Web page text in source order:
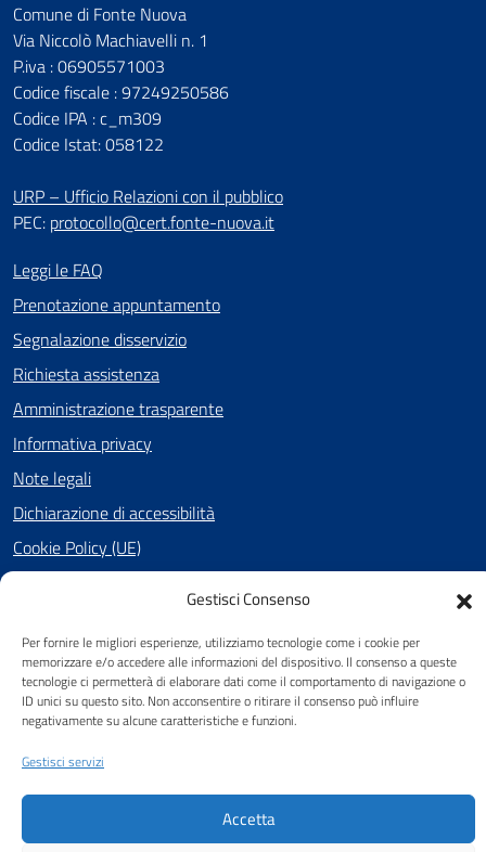
Gestisci Consenso
Per fornire le migliori esperienze, utilizziamo tecnologie come i cookie per
memorizzare e/o accedere alle informazioni del dispositivo. Il consenso a queste
tecnologie ci permetterà di elaborare dati come il comportamento di navigazione o
ID unici su questo sito. Non acconsentire o ritirare il consenso può influire
negativamente su alcune caratteristiche e funzioni.
Gestisci servizi
Accetta
Comune di Fonte Nuova
Via Niccolò Machiavelli n. 1
P.iva : 06905571003
Codice fiscale : 97249250586
Codice IPA : c_m309
Codice Istat: 058122
URP – Ufficio Relazioni con il pubblico
PEC: protocollo@cert.fonte-nuova.it
Leggi le FAQ
Prenotazione appuntamento
Segnalazione disservizio
Richiesta assistenza
Amministrazione trasparente
Informativa privacy
Note legali
Dichiarazione di accessibilità
Cookie Policy (UE)
Facebook
Attuazione Misure PNRR